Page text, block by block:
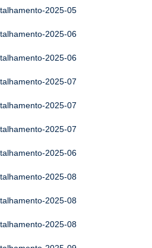
2025-05
2025-06
2025-06
2025-07
2025-07
2025-07
2025-06
2025-08
2025-08
2025-08